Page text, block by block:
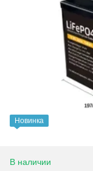
Новинка
В наличии